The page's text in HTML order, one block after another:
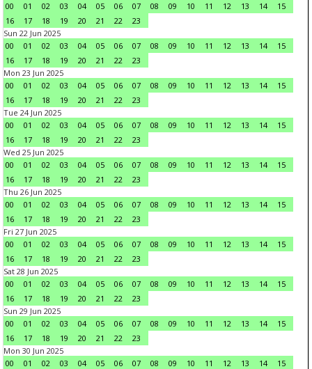
00
01 02 03 04 05 06 07 08 09 10 11 12 13 14
15
16
17 18 19 20 21 22
23
Sun 22 Jun 2025
00
01 02 03 04 05 06 07 08 09 10 11 12 13 14
15
16
17 18 19 20 21 22
23
Mon 23 Jun 2025
00
01 02 03 04 05 06 07 08 09 10 11 12 13 14
15
16
17 18 19 20 21 22
23
Tue 24 Jun 2025
00
01 02 03 04 05 06 07 08 09 10 11 12 13 14
15
16
17 18 19 20 21 22
23
Wed 25 Jun 2025
00
01 02 03 04 05 06 07 08 09 10 11 12 13 14
15
16
17 18 19 20 21 22
23
Thu 26 Jun 2025
00
01 02 03 04 05 06 07 08 09 10 11 12 13 14
15
16
17 18 19 20 21 22
23
Fri 27 Jun 2025
00
01 02 03 04 05 06 07 08 09 10 11 12 13 14
15
16
17 18 19 20 21 22
23
Sat 28 Jun 2025
00
01 02 03 04 05 06 07 08 09 10 11 12 13 14
15
16
17 18 19 20 21 22
23
Sun 29 Jun 2025
00
01 02 03 04 05 06 07 08 09 10 11 12 13 14
15
16
17 18 19 20 21 22
23
Mon 30 Jun 2025
00
01 02 03 04 05 06 07 08 09 10 11 12 13 14 15